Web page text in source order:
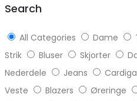
Search
All Categories Dame
Strik
Bluser Skjorter
Nederdele
Jeans
Veste
Blazers Øreringe